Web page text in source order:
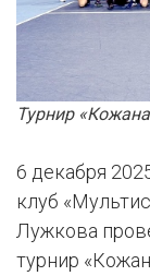
Турнир
6 декабря
клуб
Лужкова
турнир